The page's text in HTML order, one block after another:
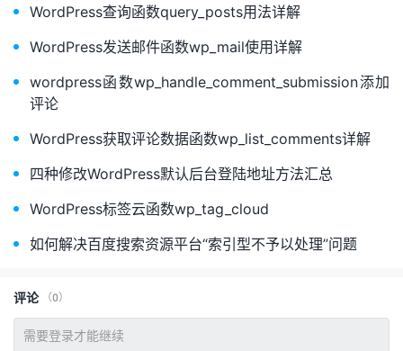
WordPress查询函数query_posts用法详解
WordPress发送邮件函数wp_mail使用详解
wordpress函数wp_handle_comment_submission添加
评论
WordPress获取评论数据函数wp_list_comments详解
四种修改WordPress默认后台登陆地址方法汇总
WordPress标签云函数wp_tag_cloud
如何解决百度搜索资源平台“索引型不予以处理”问题
评论（0）